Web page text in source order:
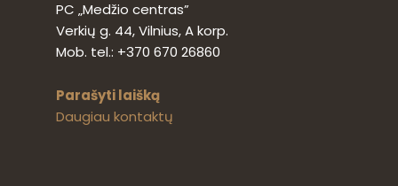
PC „Medžio centras”
Verkių g. 44, Vilnius, A korp.
Mob. tel.: +370 670 26860
Parašyti laišką
Daugiau kontaktų